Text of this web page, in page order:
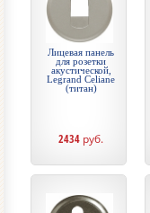
Лицевая панель
для розетки
акустической,
Legrand Celiane
(титан)
2434 руб.